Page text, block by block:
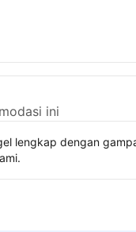
ini
lengkap dengan